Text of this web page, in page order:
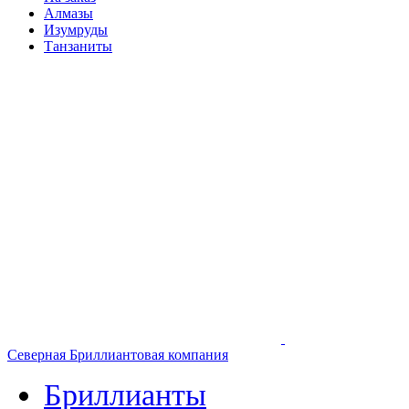
Алмазы
Изумруды
Танзаниты
Северная Бриллиантовая компания
Бриллианты